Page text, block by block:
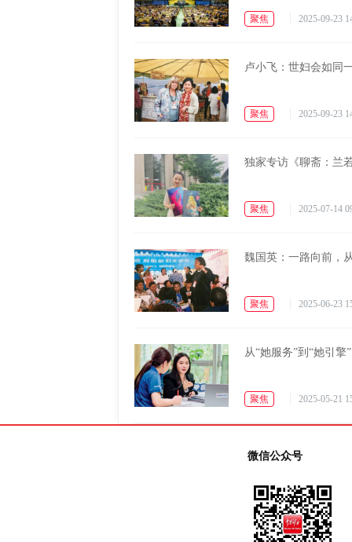
聚焦 2025-09-23
卢小飞：世妇会如同
聚焦 2025-09-23
独家专访《聊斋：兰
聚焦 2025-07-14
魏国英：一路向前，
聚焦 2025-06-23
从“她服务”到“她引擎”
聚焦 2025-05-21
微信公众号